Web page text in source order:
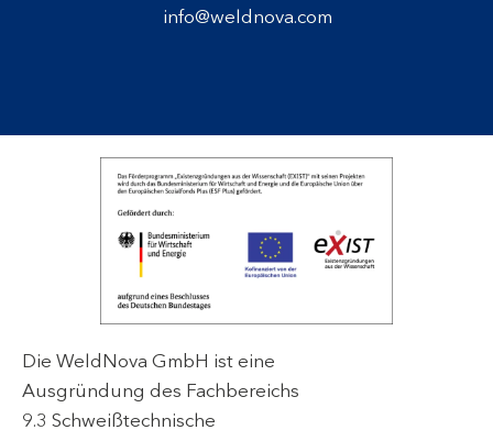
info@weldnova.com
Die WeldNova GmbH ist eine
Ausgründung des Fachbereichs
9.3 Schweißtechnische